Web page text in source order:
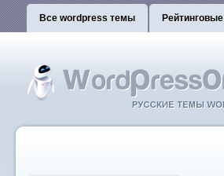
Все wordpress темы Рейтинговые